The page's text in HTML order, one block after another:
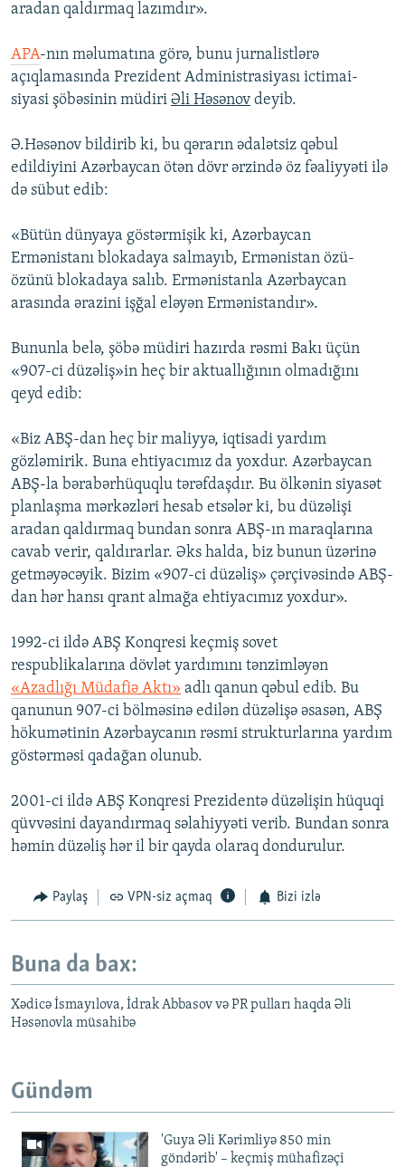
aradan qaldırmaq lazımdır».
APA-nın məlumatına görə, bunu jurnalistlərə
açıqlamasında Prezident Administrasiyası ictimai-
siyasi şöbəsinin müdiri Əli Həsənov deyib.
Ə.Həsənov bildirib ki, bu qərarın ədalətsiz qəbul
edildiyini Azərbaycan ötən dövr ərzində öz fəaliyyəti ilə
də sübut edib:
«Bütün dünyaya göstərmişik ki, Azərbaycan
Ermənistanı blokadaya salmayıb, Ermənistan özü-
özünü blokadaya salıb. Ermənistanla Azərbaycan
arasında ərazini işğal eləyən Ermənistandır».
Bununla belə, şöbə müdiri hazırda rəsmi Bakı üçün
«907-ci düzəliş»in heç bir aktuallığının olmadığını
qeyd edib:
«Biz ABŞ-dan heç bir maliyyə, iqtisadi yardım
gözləmirik. Buna ehtiyacımız da yoxdur. Azərbaycan
ABŞ-la bərabərhüquqlu tərəfdaşdır. Bu ölkənin siyasət
planlaşma mərkəzləri hesab etsələr ki, bu düzəlişi
aradan qaldırmaq bundan sonra ABŞ-ın maraqlarına
cavab verir, qaldırarlar. Əks halda, biz bunun üzərinə
getməyəcəyik. Bizim «907-ci düzəliş» çərçivəsində ABŞ-
dan hər hansı qrant almağa ehtiyacımız yoxdur».
1992-ci ildə ABŞ Konqresi keçmiş sovet
respublikalarına dövlət yardımını tənzimləyən
«Azadlığı Müdafiə Aktı» adlı qanun qəbul edib. Bu
qanunun 907-ci bölməsinə edilən düzəlişə əsasən, ABŞ
hökumətinin Azərbaycanın rəsmi strukturlarına yardım
göstərməsi qadağan olunub.
2001-ci ildə ABŞ Konqresi Prezidentə düzəlişin hüquqi
qüvvəsini dayandırmaq səlahiyyəti verib. Bundan sonra
həmin düzəliş hər il bir qayda olaraq dondurulur.
Paylaş VPN-siz açmaq Bizi izlə
Buna da bax:
Xədicə İsmayılova, İdrak Abbasov və PR pulları haqda Əli
Həsənovla müsahibə
Gündəm
'Guya Əli Kərimliyə 850 min
göndərib' – keçmiş mühafizəçi